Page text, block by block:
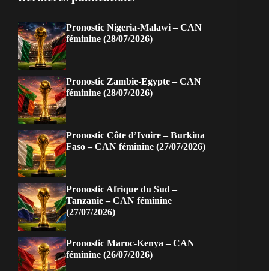
Pronostic Nigeria-Malawi – CAN
féminine (28/07/2026)
Pronostic Zambie-Egypte – CAN
féminine (28/07/2026)
Pronostic Côte d’Ivoire – Burkina
Faso – CAN féminine (27/07/2026)
Pronostic Afrique du Sud –
Tanzanie – CAN féminine
(27/07/2026)
Pronostic Maroc-Kenya – CAN
féminine (26/07/2026)